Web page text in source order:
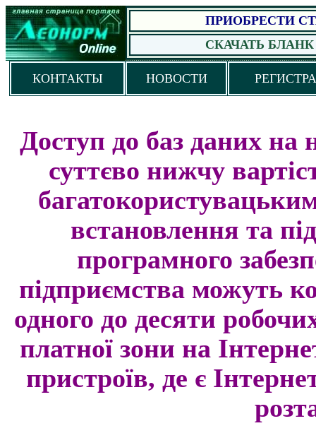
ПРИОБРЕСТИ
СКАЧАТЬ
КОНТАКТЫ НОВОСТИ
Доступ до баз даних на
суттєво нижчу
встановлення та
програмного
підприємства можуть
одного до десяти
платної зони на
пристроїв, де є